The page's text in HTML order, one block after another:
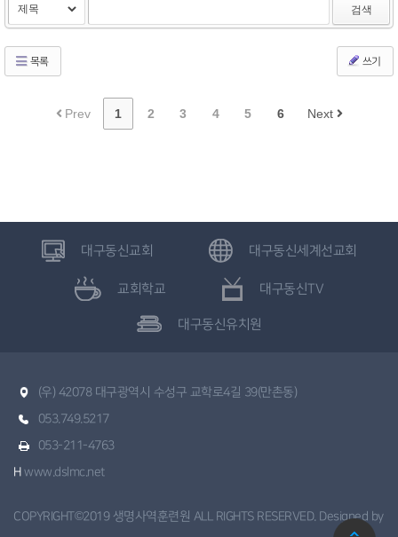
검색
목록 쓰기
Prev 1 2 3 4 5 6 Next
대구동신교회 대구동신세계선교회
교회학교 대구동신TV
대구동신유치원
(우) 42078 대구광역시 수성구 교학로4길 39(만촌동)
053.749.5217
053-211-4763
Hwww.dslmc.net
COPYRIGHT©2019 생명사역훈련원 ALL RIGHTS RESERVED. Designed by